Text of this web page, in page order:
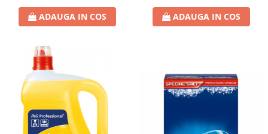
Pahare și accesorii
Saci menajeri
Dispensere/dozatoare
ADAUGA IN COS ADAUGA IN COS